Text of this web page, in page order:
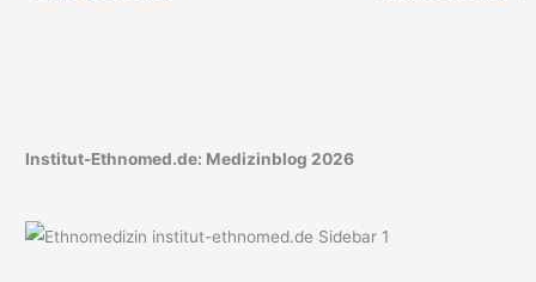
Institut-Ethnomed.de: Medizinblog 2026